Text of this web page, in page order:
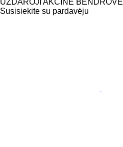
UŽDAROJI AKCINĖ
Susisiekite su pardavėju